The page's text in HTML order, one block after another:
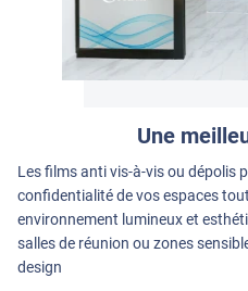
Une
Les films anti vis-à-vis ou dépolis
confidentialité de vos espaces
environnement lumineux et
salles de réunion ou zones
design